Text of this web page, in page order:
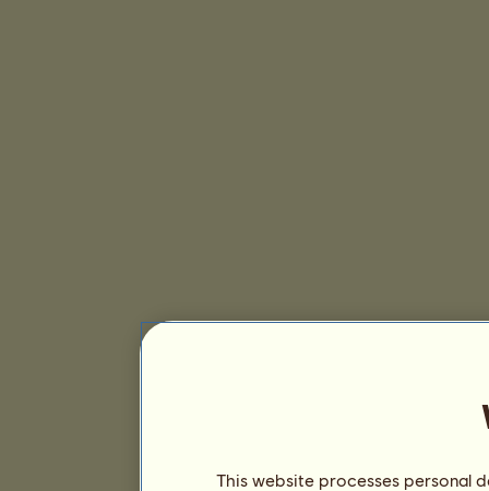
This website processes personal